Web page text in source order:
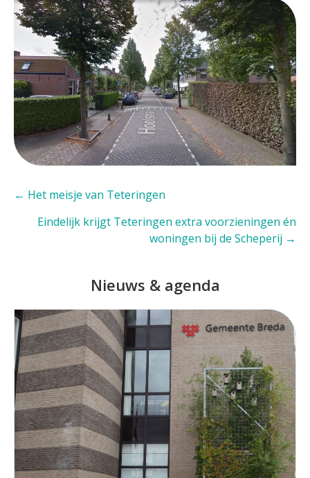
Posts
navigation
← Het meisje van Teteringen
Eindelijk krijgt Teteringen extra voorzieningen én
woningen bij de Scheperij →
Nieuws & agenda